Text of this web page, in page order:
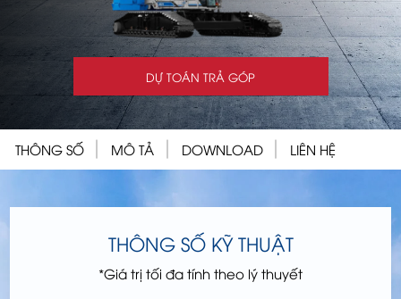
DỰ TOÁN TRẢ GÓP
THÔNG SỐ MÔ TẢ DOWNLOAD LIÊN HỆ
THÔNG SỐ KỸ THUẬT
*Giá trị tối đa tính theo lý thuyết